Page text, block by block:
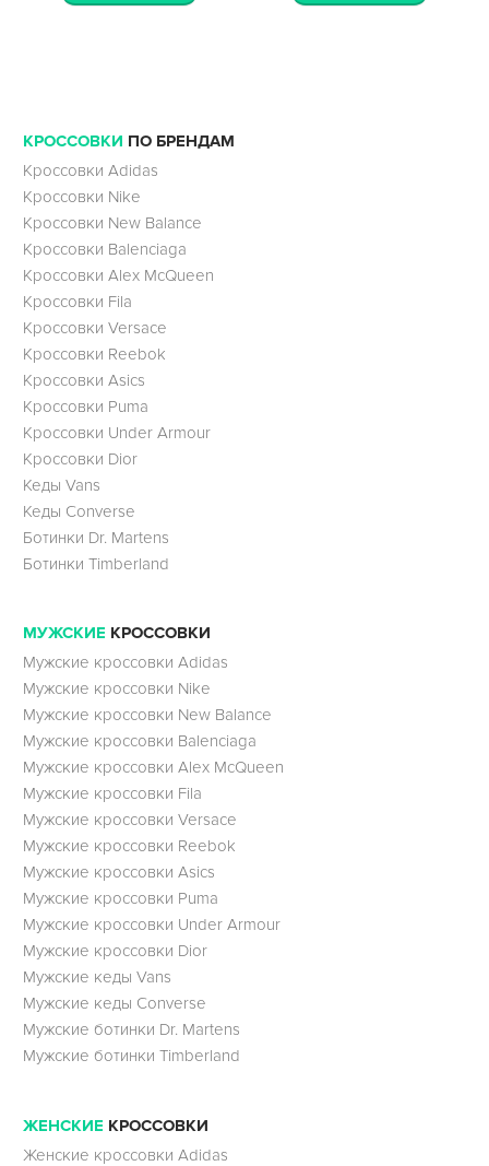
КРОССОВКИ ПО БРЕНДАМ
Кроссовки Adidas
Кроссовки Nike
Кроссовки New Balance
Кроссовки Balenciaga
Кроссовки Alex McQueen
Кроссовки Fila
Кроссовки Versace
Кроссовки Reebok
Кроссовки Asics
Кроссовки Puma
Кроссовки Under Armour
Кроссовки Dior
Кеды Vans
Кеды Converse
Ботинки Dr. Martens
Ботинки Timberland
МУЖСКИЕ КРОССОВКИ
Мужские кроссовки Adidas
Мужские кроссовки Nike
Мужские кроссовки New Balance
Мужские кроссовки Balenciaga
Мужские кроссовки Alex McQueen
Мужские кроссовки Fila
Мужские кроссовки Versace
Мужские кроссовки Reebok
Мужские кроссовки Asics
Мужские кроссовки Puma
Мужские кроссовки Under Armour
Мужские кроссовки Dior
Мужские кеды Vans
Мужские кеды Converse
Мужские ботинки Dr. Martens
Мужские ботинки Timberland
ЖЕНСКИЕ КРОССОВКИ
Женские кроссовки Adidas